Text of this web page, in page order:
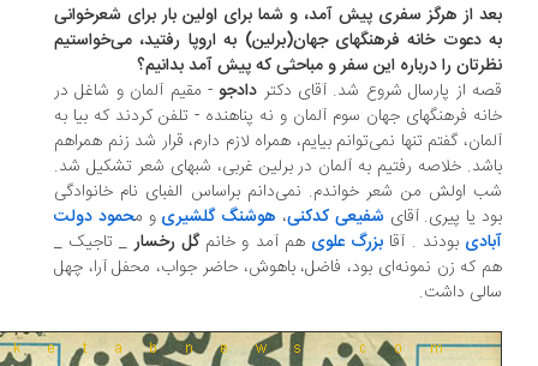
از هرگز سفری پیش آمد، و شما برای اولین بار برای شعرخوانی
دعوت خانه فرهنگهای جهان(برلین) به اروپا رفتید، می‌خواستیم
را درباره این سفر و مباحثی که پیش آمد بدانیم؟
از پارسال شروع شد. آقای دکتردادجو- مقیم آلمان و شاغل در
فرهنگهای جهان سوم آلمان و نه پناهنده - تلفن کردند که بیا به
گفتم تنها نمی‌توانم بیایم، همراه لازم دارم، قرار شد زنم همراهم
خلاصه رفتیم به آلمان در برلین غربی، شبهای شعر تشکیل شد.
اولش من شعر خواندم. نمی‌دانم براساس الفبای نام خانوادگی
یا پیری. آقایشفیعی کدکنی ،هوشنگ گلشیریو محمود دولت
بودند . آقا بزرگ علویهم آمد و خانمگل رخسار _ تاجیک _
که زن نمونه‌ای بود، فاضل، باهوش، حاضر جواب، محفل آرا، چهل
داشت.